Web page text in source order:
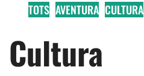
TOTS AVENTURA CULTURA
Cultura